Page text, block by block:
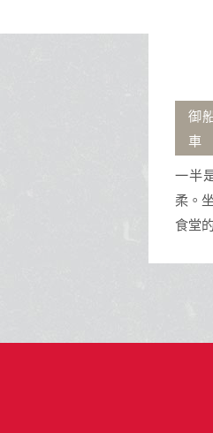
御
車
一半
柔。
食堂